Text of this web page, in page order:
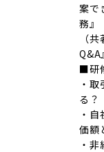
案で
務』
（
Q&A
■研
・
る？
・
価額
・